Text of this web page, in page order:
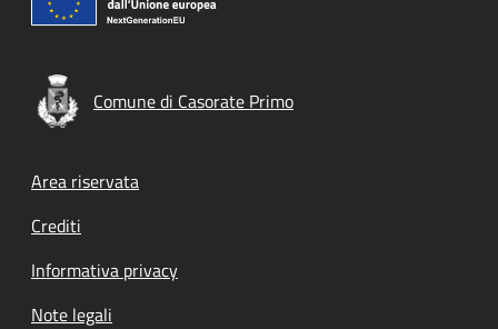
Comune di Casorate Primo
Footer menu
Area riservata
Crediti
Informativa privacy
Note legali